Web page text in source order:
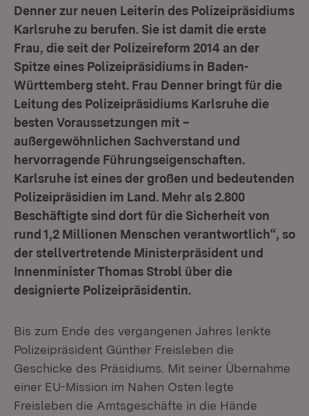
Denner zur neuen Leiterin des Polizeipräsidiums
Karlsruhe zu berufen. Sie ist damit die erste
Frau, die seit der Polizeireform 2014 an der
Spitze eines Polizeipräsidiums in Baden-
Württemberg steht. Frau Denner bringt für die
Leitung des Polizeipräsidiums Karlsruhe die
besten Voraussetzungen mit –
außergewöhnlichen Sachverstand und
hervorragende Führungseigenschaften.
Karlsruhe ist eines der großen und bedeutenden
Polizeipräsidien im Land. Mehr als 2.800
Beschäftigte sind dort für die Sicherheit von
rund 1,2 Millionen Menschen verantwortlich“, so
der stellvertretende Ministerpräsident und
Innenminister Thomas Strobl über die
designierte Polizeipräsidentin.
Bis zum Ende des vergangenen Jahres lenkte
Polizeipräsident Günther Freisleben die
Geschicke des Präsidiums. Mit seiner Übernahme
einer EU-Mission im Nahen Osten legte
Freisleben die Amtsgeschäfte in die Hände